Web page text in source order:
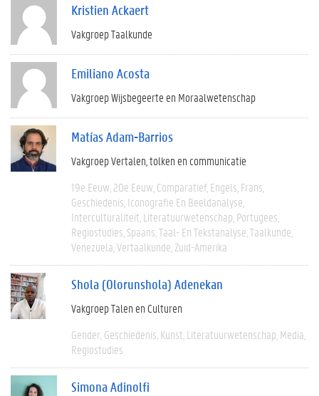
Kristien Ackaert
Vakgroep Taalkunde
Emiliano Acosta
Vakgroep Wijsbegeerte en Moraalwetenschap
Matías Adam-Barrios
Vakgroep Vertalen, tolken en communicatie
19e Eeuw 20e Eeuw Comparatief Engels Frans
Geschiedenis Iconografie En Beeldanalyse
Interculturaliteit Literatuurwetenschap Portugees
Regiostudies Spaans Taal- En Tekstanalyse Taalkunde
Venezuela Vertaalkunde Zuid-Amerika
Shola (Olorunshola) Adenekan
Vakgroep Talen en Culturen
Gender Geschiedenis Kunst Literatuurwetenschap Media
Regiostudies
Simona Adinolfi